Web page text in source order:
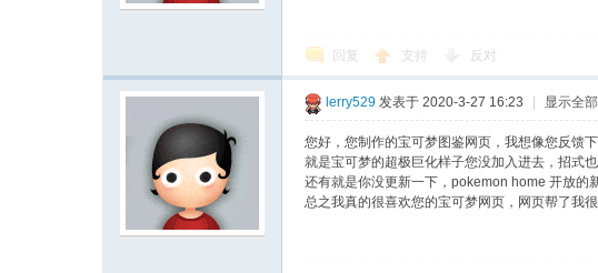
回复 支持 反对
lerry529 发表于 2020-3-27 16:23 | 显示全
您好，您制作的宝可梦图鉴网页，我想像您反馈下
就是宝可梦的超极巨化样子您没加入进去，招式也
还有就是你没更新一下，pokemon home 开放的
总之我真的很喜欢您的宝可梦网页，网页帮了我